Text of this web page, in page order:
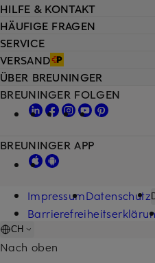
HILFE & KONTAKT
HÄUFIGE FRAGEN
SERVICE
VERSAND
ÜBER BREUNINGER
BREUNINGER FOLGEN
BREUNINGER APP
ImpressumDatenschutz
CH
Nach oben